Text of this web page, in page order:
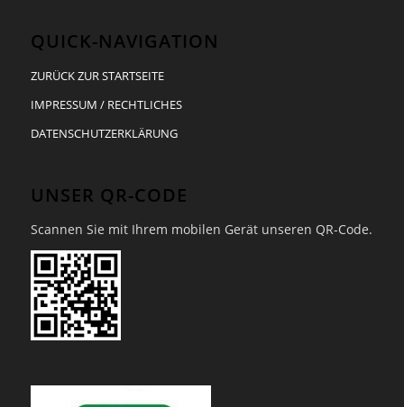
QUICK-NAVIGATION
ZURÜCK ZUR STARTSEITE
IMPRESSUM / RECHTLICHES
DATENSCHUTZERKLÄRUNG
UNSER QR-CODE
Scannen Sie mit Ihrem mobilen Gerät unseren QR-Code.